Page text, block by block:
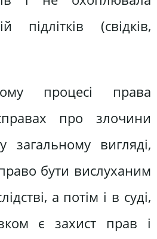
підлітків (свідків,
процесі права
про злочини
загальному вигляді,
бути вислуханим
а потім і в суді,
є захист прав і